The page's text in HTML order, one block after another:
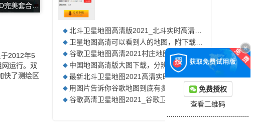
卫星地图与AutoCAD完美套合矢量数据
2012年5
运行。双
快了测绘区
◆ 北斗卫星地图高清版2021_北斗实时高清卫星地图
◆ 卫星地图高清可以看到人的地图，附下载方法
◆ 谷歌卫星地图高清2021村庄地图附下载方法
◆ 中国地图高清版大图下载，分辨率可达0.5米
◆ 最新北斗卫星地图2021高清实时地图
◆ 用图片告诉你谷歌地图到底有多高清，附下载方法
◆ 谷歌高清卫星地图2021_谷歌卫星地图高清版
免费授权
查看二维码